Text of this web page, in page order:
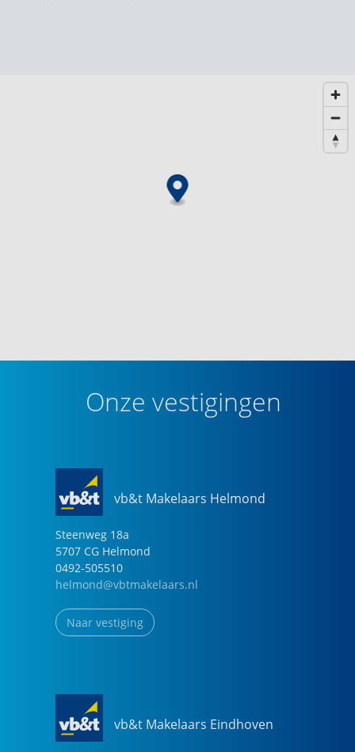
Onze vestigingen
vb&t Makelaars Helmond
Steenweg 18a
5707 CG Helmond
0492-505510
helmond@vbtmakelaars.nl
Naar vestiging
vb&t Makelaars Eindhoven